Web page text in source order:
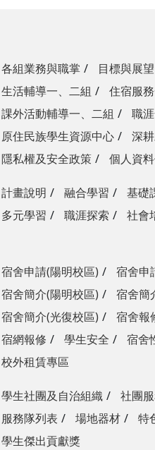
各組業務與職掌 目標與展望
生活輔導一、二組
住宿服
課外活動輔導一、二組
職
原住民族學生資源中心
深
隱私權及安全政策
個人資
計畫說明 融合學習 基礎
多元學習
職涯探索 社會
宿舍申請(陽明校區)
宿舍申
宿舍簡介(陽明校區)
宿舍簡
宿舍簡介(光復校區)
宿舍報
宿網報修
學生安全
宿舍
校外租賃專區
學生社團及自治組織 社團
服務隊列表
場地器材 特
學生傑出貢獻獎